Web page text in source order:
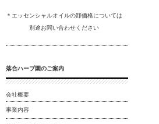
＊エッセンシャルオイルの卸価格については
別途お問い合わせください
落合ハーブ園のご案内
会社概要
事業内容